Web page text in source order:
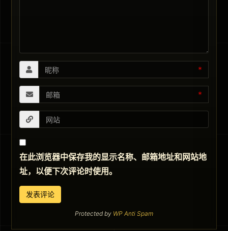
*
*
在此浏览器中保存我的显示名称、邮箱地址和网站地
址，以便下次评论时使用。
Protected by WP Anti Spam